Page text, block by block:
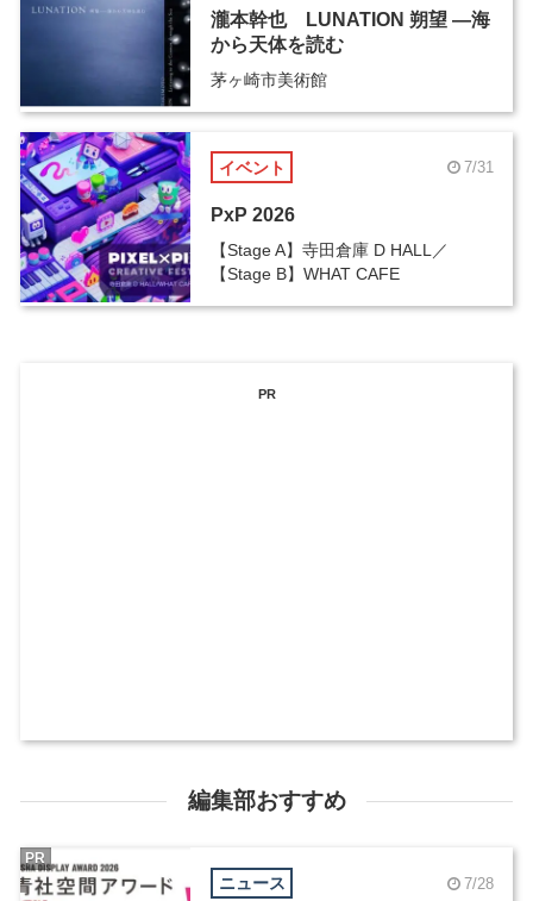
瀧本幹也 LUNATION 朔望 ―海
から天体を読む
茅ヶ崎市美術館
イベント 7/31
PxP 2026
【Stage A】寺田倉庫 D HALL／
【Stage B】WHAT CAFE
PR
編集部おすすめ
ニュース 7/28
PR